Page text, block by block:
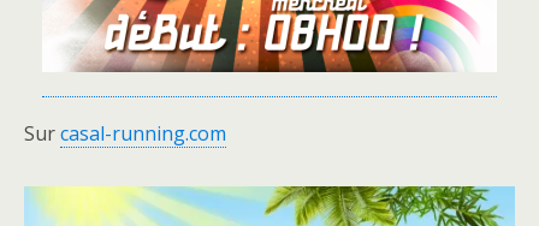
Surcasal-running.com